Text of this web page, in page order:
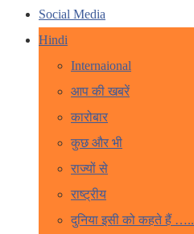
Social Media
Hindi
Internaional
आप की खबरें
कारोबार
कुछ और भी
राज्यों से
राष्ट्रीय
दुनिया इसी को कहते हैं …..